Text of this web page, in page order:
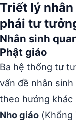
Triết lý
phái tư
Nhân sinh
Phật giáo
Ba hệ thống tư
vấn đề nhân
theo hướng khác
Nho giáo (Khổng